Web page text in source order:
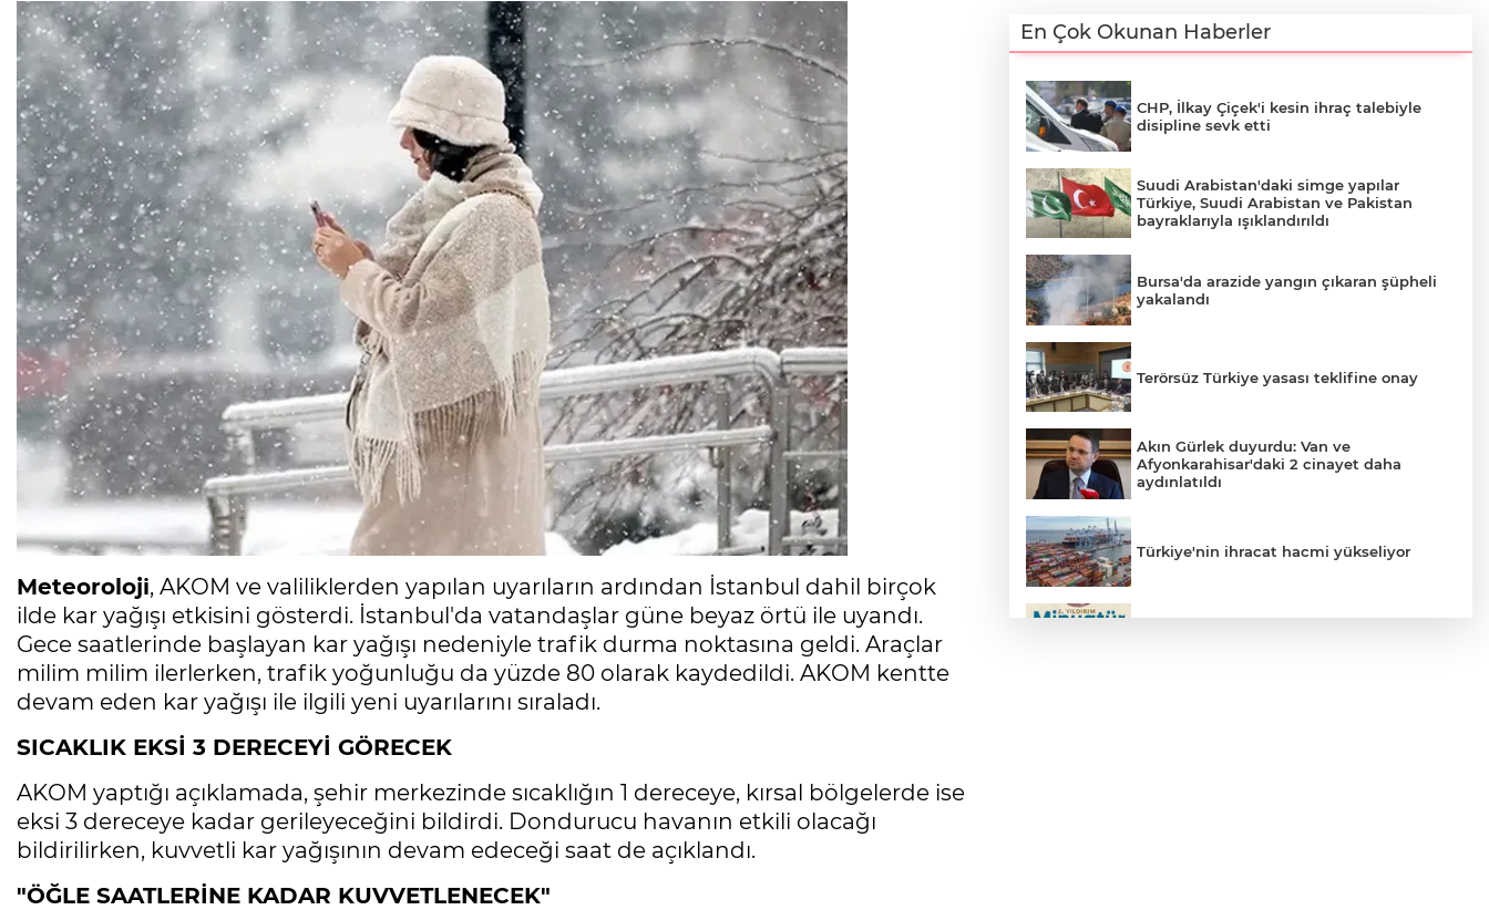
Meteoroloji, AKOM ve valiliklerden yapılan uyarıların ardından İstanbul dahil birçok
ilde kar yağışı etkisini gösterdi. İstanbul'da vatandaşlar güne beyaz örtü ile uyandı.
Gece saatlerinde başlayan kar yağışı nedeniyle trafik durma noktasına geldi. Araçlar
milim milim ilerlerken, trafik yoğunluğu da yüzde 80 olarak kaydedildi. AKOM kentte
devam eden kar yağışı ile ilgili yeni uyarılarını sıraladı.
SICAKLIK EKSİ 3 DERECEYİ GÖRECEK
AKOM yaptığı açıklamada, şehir merkezinde sıcaklığın 1 dereceye, kırsal bölgelerde ise
eksi 3 dereceye kadar gerileyeceğini bildirdi. Dondurucu havanın etkili olacağı
bildirilirken, kuvvetli kar yağışının devam edeceği saat de açıklandı.
"ÖĞLE SAATLERİNE KADAR KUVVETLENECEK"
En Çok Okunan Haberler
CHP, İlkay Çiçek'i kesin ihraç talebiyle
disipline sevk etti
Suudi Arabistan'daki simge yapılar
Türkiye, Suudi Arabistan ve Pakistan
bayraklarıyla ışıklandırıldı
Bursa'da arazide yangın çıkaran şüpheli
yakalandı
Terörsüz Türkiye yasası teklifine onay
Akın Gürlek duyurdu: Van ve
Afyonkarahisar'daki 2 cinayet daha
aydınlatıldı
Türkiye'nin ihracat hacmi yükseliyor